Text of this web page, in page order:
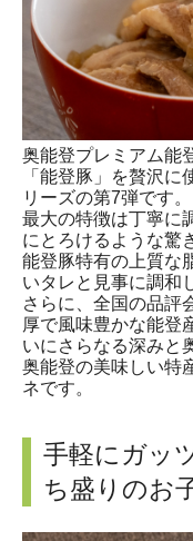
奥能登プレミアム能
「能登豚」を贅沢
リーズの第7弾です。
最大の特徴は丁寧に
にとろけるような驚
能登豚特有の上質な
いタレと見事に調和
さらに、全国の品評
厚で風味豊かな能登
いにさらなる深みと
奥能登の美味しい特
ネです。
手軽にガッ
ち盛りのお